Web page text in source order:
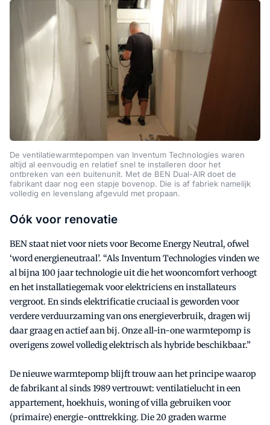
De ventilatiewarmtepompen van Inventum Technologies waren
altijd al eenvoudig en relatief snel te installeren door het
ontbreken van een buitenunit. Met de BEN Dual-AIR doet de
fabrikant daar nog een stapje bovenop. Die is af fabriek namelijk
volledig en levenslang afgevuld met propaan.
Oók voor renovatie
BEN staat niet voor niets voor Become Energy Neutral, ofwel
‘word energieneutraal’. “Als Inventum Technologies vinden we
al bijna 100 jaar technologie uit die het wooncomfort verhoogt
en het installatiegemak voor elektriciens en installateurs
vergroot. En sinds elektrificatie cruciaal is geworden voor
verdere verduurzaming van ons energieverbruik, dragen wij
daar graag en actief aan bij. Onze all-in-one warmtepomp is
overigens zowel volledig elektrisch als hybride beschikbaar.”
De nieuwe warmtepomp blijft trouw aan het principe waarop
de fabrikant al sinds 1989 vertrouwt: ventilatielucht in een
appartement, hoekhuis, woning of villa gebruiken voor
(primaire) energie-onttrekking. Die 20 graden warme